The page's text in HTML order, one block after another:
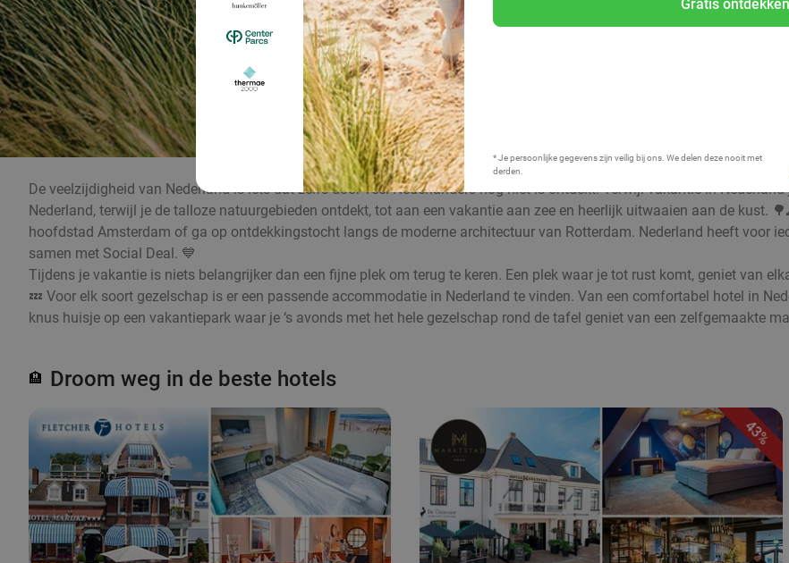
Gratis ontdekken
* Je persoonlijke gegevens zijn veilig bij ons. We delen deze nooit met
derden.
De veelzijdigheid van Nederland is iets dat zelfs door veel Nederlanders nog niet is ontdekt. Terwijl vakantie in
Nederland, terwijl je de talloze natuurgebieden ontdekt, tot aan een vakantie aan zee en heerlijk uitwaaien aan de kust.
hoofdstad Amsterdam of ga op ontdekkingstocht langs de moderne architectuur van Rotterdam. Nederland heeft voor
samen met Social Deal. 💙
Tijdens je vakantie is niets belangrijker dan een fijne plek om terug te keren. Een plek waar je tot rust komt, geniet van
💤 Voor elk soort gezelschap is er een passende accommodatie in Nederland te vinden. Van een comfortabel hotel in
knus huisje op een vakantiepark waar je ‘s avonds met het hele gezelschap rond de tafel geniet van een zelfgemaakte
🏨 Droom weg in de beste hotels
43%